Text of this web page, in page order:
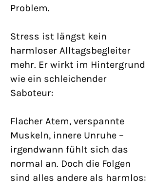
Problem.
Stress ist längst kein
harmloser Alltagsbegleiter
mehr. Er wirkt im Hintergrund
wie ein schleichender
Saboteur:
Flacher Atem, verspannte
Muskeln, innere Unruhe –
irgendwann fühlt sich das
normal an. Doch die Folgen
sind alles andere als harmlos: